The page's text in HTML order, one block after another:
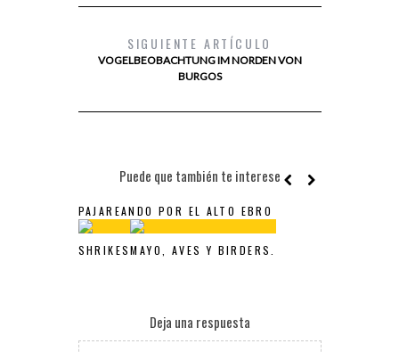
SIGUIENTE ARTÍCULO
VOGELBEOBACHTUNG IM NORDEN VON
BURGOS
Puede que también te interese
PAJAREANDO POR EL ALTO EBRO
SHRIKESMAYO, AVES Y BIRDERS.
Deja una respuesta